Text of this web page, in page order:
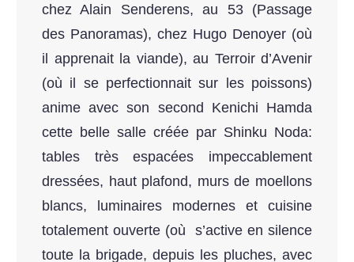
chez Alain Senderens, au 53 (Passage
des Panoramas), chez Hugo Denoyer (où
il apprenait la viande), au Terroir d’Avenir
(où il se perfectionnait sur les poissons)
anime avec son second Kenichi Hamda
cette belle salle créée par Shinku Noda:
tables très espacées impeccablement
dressées, haut plafond, murs de moellons
blancs, luminaires modernes et cuisine
totalement ouverte (où s’active en silence
toute la brigade, depuis les pluches, avec